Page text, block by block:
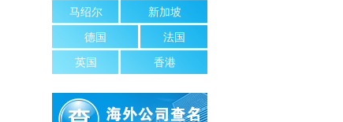
马绍尔 新加坡
德国 法国
英国 香港